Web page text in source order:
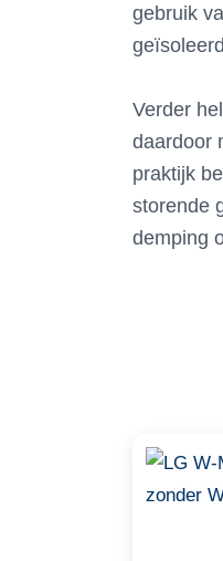
gebruik
Verder
daardoor
praktijk
storende
demping